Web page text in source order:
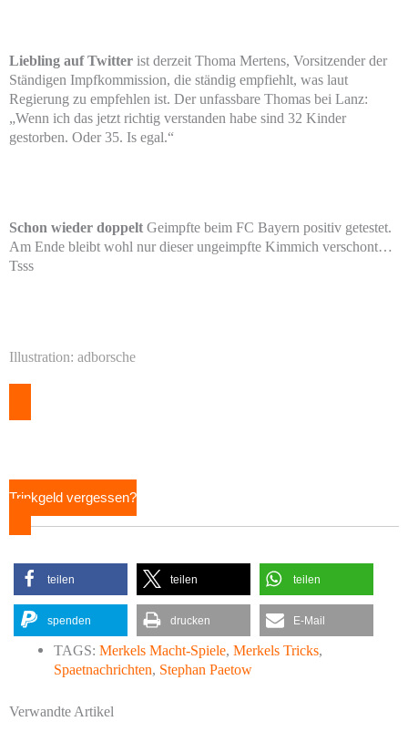
Liebling auf Twitter ist derzeit Thoma Mertens, Vorsitzender der
Ständigen Impfkommission, die ständig empfiehlt, was laut
Regierung zu empfehlen ist. Der unfassbare Thomas bei Lanz:
„Wenn ich das jetzt richtig verstanden habe sind 32 Kinder
gestorben. Oder 35. Is egal.“
Schon wieder doppelt Geimpfte beim FC Bayern positiv getestet.
Am Ende bleibt wohl nur dieser ungeimpfte Kimmich verschont…
Tsss
Illustration: adborsche
Trinkgeld vergessen?
teilen teilen teilen
spenden drucken E-Mail
TAGS:Merkels Macht-Spiele,Merkels Tricks,
Spaetnachrichten, Stephan Paetow
Verwandte Artikel